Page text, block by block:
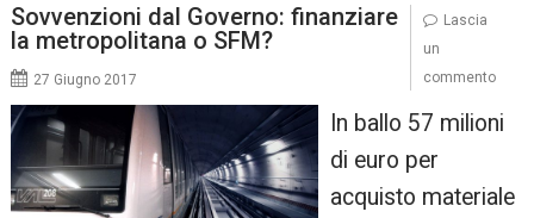
Sovvenzioni dal Governo: finanziare
la metropolitana o SFM?
27 Giugno 2017
In ballo 57 milioni
di euro per
acquisto materiale
Lascia
un
commento